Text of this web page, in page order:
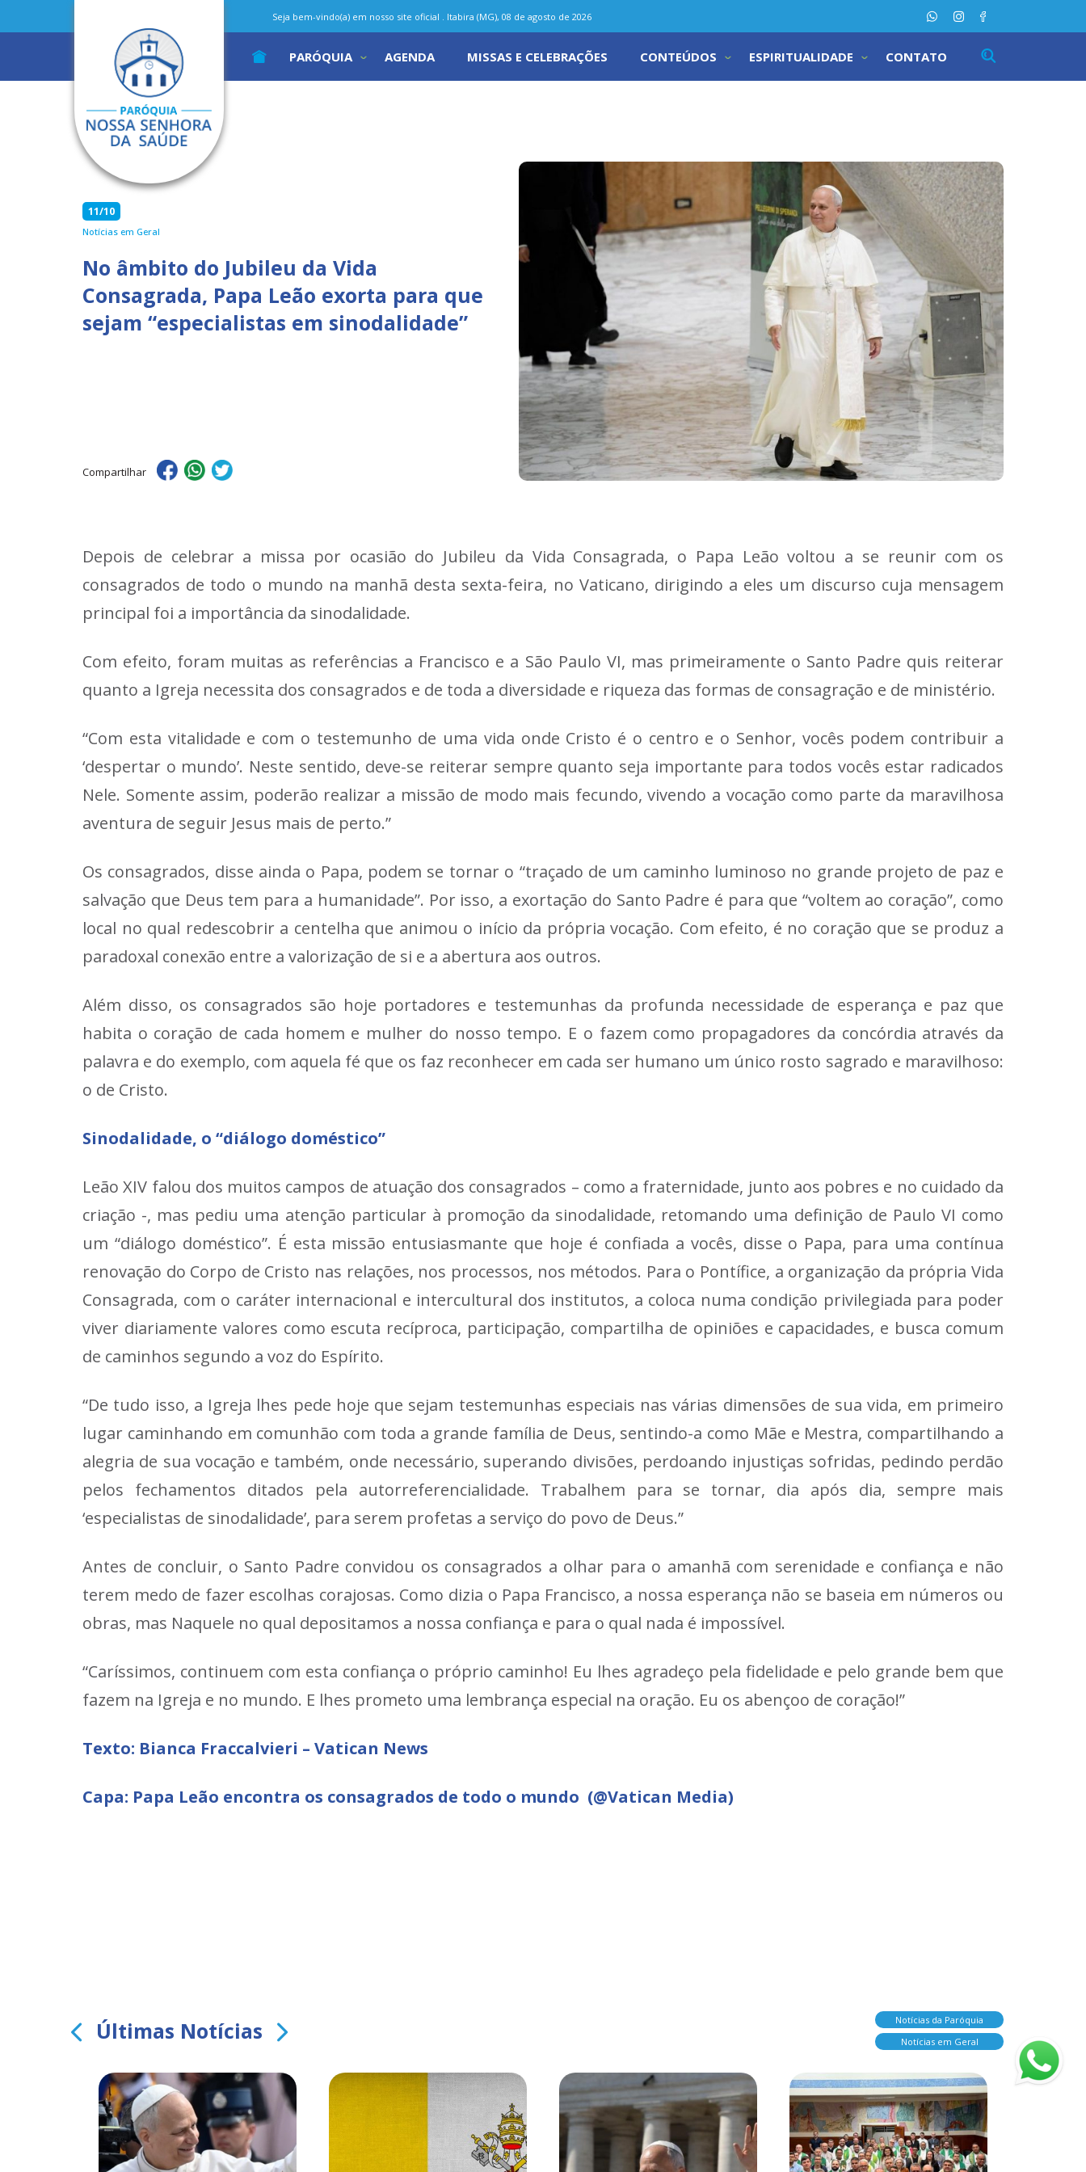
Seja bem-vindo(a) em nosso site oficial . Itabira (MG), 08 de agosto de 2026
PARÓQUIA AGENDA MISSAS E CELEBRAÇÕES CONTEÚDOS ESPIRITUALIDADE CONTATO
11/10
Notícias em Geral
No âmbito do Jubileu da Vida
Consagrada, Papa Leão exorta para que
sejam “especialistas em sinodalidade”
Compartilhar
Depois de celebrar a missa por ocasião do Jubileu da Vida Consagrada, o Papa Leão voltou a se reunir com os
consagrados de todo o mundo na manhã desta sexta-feira, no Vaticano, dirigindo a eles um discurso cuja mensagem
principal foi a importância da sinodalidade.
Com efeito, foram muitas as referências a Francisco e a São Paulo VI, mas primeiramente o Santo Padre quis reiterar
quanto a Igreja necessita dos consagrados e de toda a diversidade e riqueza das formas de consagração e de ministério.
“Com esta vitalidade e com o testemunho de uma vida onde Cristo é o centro e o Senhor, vocês podem contribuir a
‘despertar o mundo’. Neste sentido, deve-se reiterar sempre quanto seja importante para todos vocês estar radicados
Nele. Somente assim, poderão realizar a missão de modo mais fecundo, vivendo a vocação como parte da maravilhosa
aventura de seguir Jesus mais de perto.”
Os consagrados, disse ainda o Papa, podem se tornar o “traçado de um caminho luminoso no grande projeto de paz e
salvação que Deus tem para a humanidade”. Por isso, a exortação do Santo Padre é para que “voltem ao coração”, como
local no qual redescobrir a centelha que animou o início da própria vocação. Com efeito, é no coração que se produz a
paradoxal conexão entre a valorização de si e a abertura aos outros.
Além disso, os consagrados são hoje portadores e testemunhas da profunda necessidade de esperança e paz que
habita o coração de cada homem e mulher do nosso tempo. E o fazem como propagadores da concórdia através da
palavra e do exemplo, com aquela fé que os faz reconhecer em cada ser humano um único rosto sagrado e maravilhoso:
o de Cristo.
Sinodalidade, o “diálogo doméstico”
Leão XIV falou dos muitos campos de atuação dos consagrados – como a fraternidade, junto aos pobres e no cuidado da
criação -, mas pediu uma atenção particular à promoção da sinodalidade, retomando uma definição de Paulo VI como
um “diálogo doméstico”. É esta missão entusiasmante que hoje é confiada a vocês, disse o Papa, para uma contínua
renovação do Corpo de Cristo nas relações, nos processos, nos métodos. Para o Pontífice, a organização da própria Vida
Consagrada, com o caráter internacional e intercultural dos institutos, a coloca numa condição privilegiada para poder
viver diariamente valores como escuta recíproca, participação, compartilha de opiniões e capacidades, e busca comum
de caminhos segundo a voz do Espírito.
“De tudo isso, a Igreja lhes pede hoje que sejam testemunhas especiais nas várias dimensões de sua vida, em primeiro
lugar caminhando em comunhão com toda a grande família de Deus, sentindo-a como Mãe e Mestra, compartilhando a
alegria de sua vocação e também, onde necessário, superando divisões, perdoando injustiças sofridas, pedindo perdão
pelos fechamentos ditados pela autorreferencialidade. Trabalhem para se tornar, dia após dia, sempre mais
‘especialistas de sinodalidade’, para serem profetas a serviço do povo de Deus.”
Antes de concluir, o Santo Padre convidou os consagrados a olhar para o amanhã com serenidade e confiança e não
terem medo de fazer escolhas corajosas. Como dizia o Papa Francisco, a nossa esperança não se baseia em números ou
obras, mas Naquele no qual depositamos a nossa confiança e para o qual nada é impossível.
“Caríssimos, continuem com esta confiança o próprio caminho! Eu lhes agradeço pela fidelidade e pelo grande bem que
fazem na Igreja e no mundo. E lhes prometo uma lembrança especial na oração. Eu os abençoo de coração!”
Texto: Bianca Fraccalvieri – Vatican News
Capa: Papa Leão encontra os consagrados de todo o mundo (@Vatican Media)
Últimas Notícias
Notícias da Paróquia
Notícias em Geral